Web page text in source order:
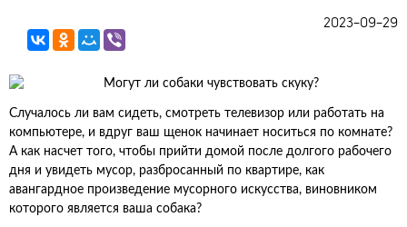
2023-09-29
Случалось ли вам сидеть, смотреть телевизор или работать на
компьютере, и вдруг ваш щенок начинает носиться по комнате?
А как насчет того, чтобы прийти домой после долгого рабочего
дня и увидеть мусор, разбросанный по квартире, как
авангардное произведение мусорного искусства, виновником
которого является ваша собака?